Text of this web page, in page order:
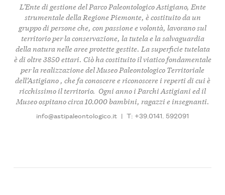
L’Ente di gestione delParco Paleontologico Astigiano, Ente
strumentale della Regione Piemonte, ècostituito da un
gruppo di personeche, con passione e volontà, lavorano sul
territorio per la conservazione, la tutela e la salvaguardia
della natura nelle aree protette gestite. La superficie tutelata
è di oltre3850 ettari. Ciò ha costituito il viatico fondamentale
per la realizzazione delMuseo Paleontologico Territoriale
dell’Astigiano, che fa conoscere e riconoscere i reperti di cui è
ricchissimo il territorio. Ogni anno i Parchi Astigiani ed il
Museoospitano circa 10.000 bambini, ragazzi e insegnanti.
info@astipaleontologico.it | T: +39.0141. 592091